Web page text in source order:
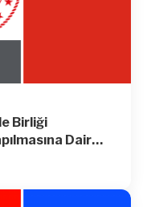
Birliği
Dair